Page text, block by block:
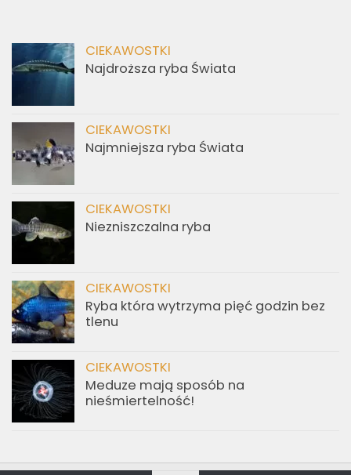
CIEKAWOSTKI
Najdroższa ryba Świata
CIEKAWOSTKI
Najmniejsza ryba Świata
CIEKAWOSTKI
Niezniszczalna ryba
CIEKAWOSTKI
Ryba która wytrzyma pięć godzin bez
tlenu
CIEKAWOSTKI
Meduze mają sposób na
nieśmiertelność!